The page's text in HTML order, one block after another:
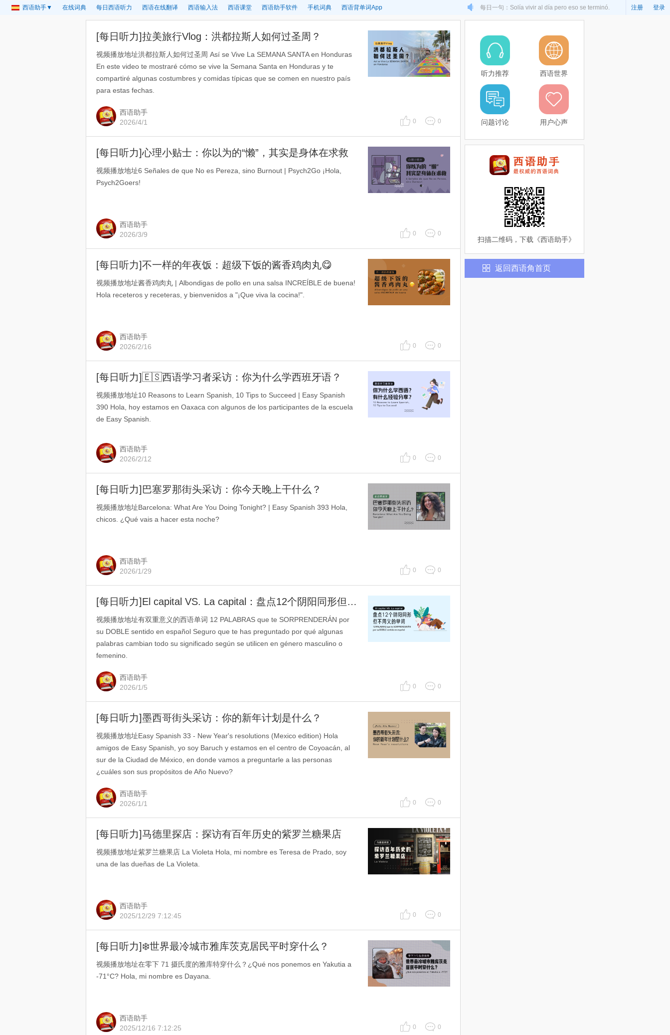
注册 登录
西语助手▼ 在线词典 每日西语听力 西语在线翻译 西语输入法 西语课堂 西语助手软件 手机词典 西语背单词App 每日一句：Solía vivir al día pero eso se terminó.
[每日听力]拉美旅行Vlog：洪都拉斯人如何过圣周？
视频播放地址洪都拉斯人如何过圣周 Así se Vive La SEMANA SANTA en Honduras
En este video te mostraré cómo se vive la Semana Santa en Honduras y te
compartiré algunas costumbres y comidas típicas que se comen en nuestro país
para estas fechas.
西语助手
2026/4/1
0 0
[每日听力]心理小贴士：你以为的“懒”，其实是身体在求救
视频播放地址6 Señales de que No es Pereza, sino Burnout | Psych2Go ¡Hola,
Psych2Goers!
西语助手
2026/3/9
0 0
[每日听力]不一样的年夜饭：超级下饭的酱香鸡肉丸😋
视频播放地址酱香鸡肉丸 | Albondigas de pollo en una salsa INCREÍBLE de buena!
Hola receteros y receteras, y bienvenidos a "¡Que viva la cocina!".
西语助手
2026/2/16
0 0
[每日听力]🇪🇸西语学习者采访：你为什么学西班牙语？
视频播放地址10 Reasons to Learn Spanish, 10 Tips to Succeed | Easy Spanish
390 Hola, hoy estamos en Oaxaca con algunos de los participantes de la escuela
de Easy Spanish.
西语助手
2026/2/12
0 0
[每日听力]巴塞罗那街头采访：你今天晚上干什么？
视频播放地址Barcelona: What Are You Doing Tonight? | Easy Spanish 393 Hola,
chicos. ¿Qué vais a hacer esta noche?
西语助手
2026/1/29
0 0
[每日听力]El capital VS. La capital：盘点12个阴阳同形但不同义的单词
视频播放地址有双重意义的西语单词 12 PALABRAS que te SORPRENDERÁN por
su DOBLE sentido en español Seguro que te has preguntado por qué algunas
palabras cambian todo su significado según se utilicen en género masculino o
femenino.
西语助手
2026/1/5
0 0
[每日听力]墨西哥街头采访：你的新年计划是什么？
视频播放地址Easy Spanish 33 - New Year's resolutions (Mexico edition) Hola
amigos de Easy Spanish, yo soy Baruch y estamos en el centro de Coyoacán, al
sur de la Ciudad de México, en donde vamos a preguntarle a las personas
¿cuáles son sus propósitos de Año Nuevo?
西语助手
2026/1/1
0 0
[每日听力]马德里探店：探访有百年历史的紫罗兰糖果店
视频播放地址紫罗兰糖果店 La Violeta Hola, mi nombre es Teresa de Prado, soy
una de las dueñas de La Violeta.
西语助手
2025/12/29 7:12:45
0 0
[每日听力]❄️世界最冷城市雅库茨克居民平时穿什么？
视频播放地址在零下 71 摄氏度的雅库特穿什么？¿Qué nos ponemos en Yakutia a
-71°C? Hola, mi nombre es Dayana.
西语助手
2025/12/16 7:12:25
0 0
听力推荐 西语世界
问题讨论 用户心声
扫描二维码，下载《西语助手》
返回西语角首页